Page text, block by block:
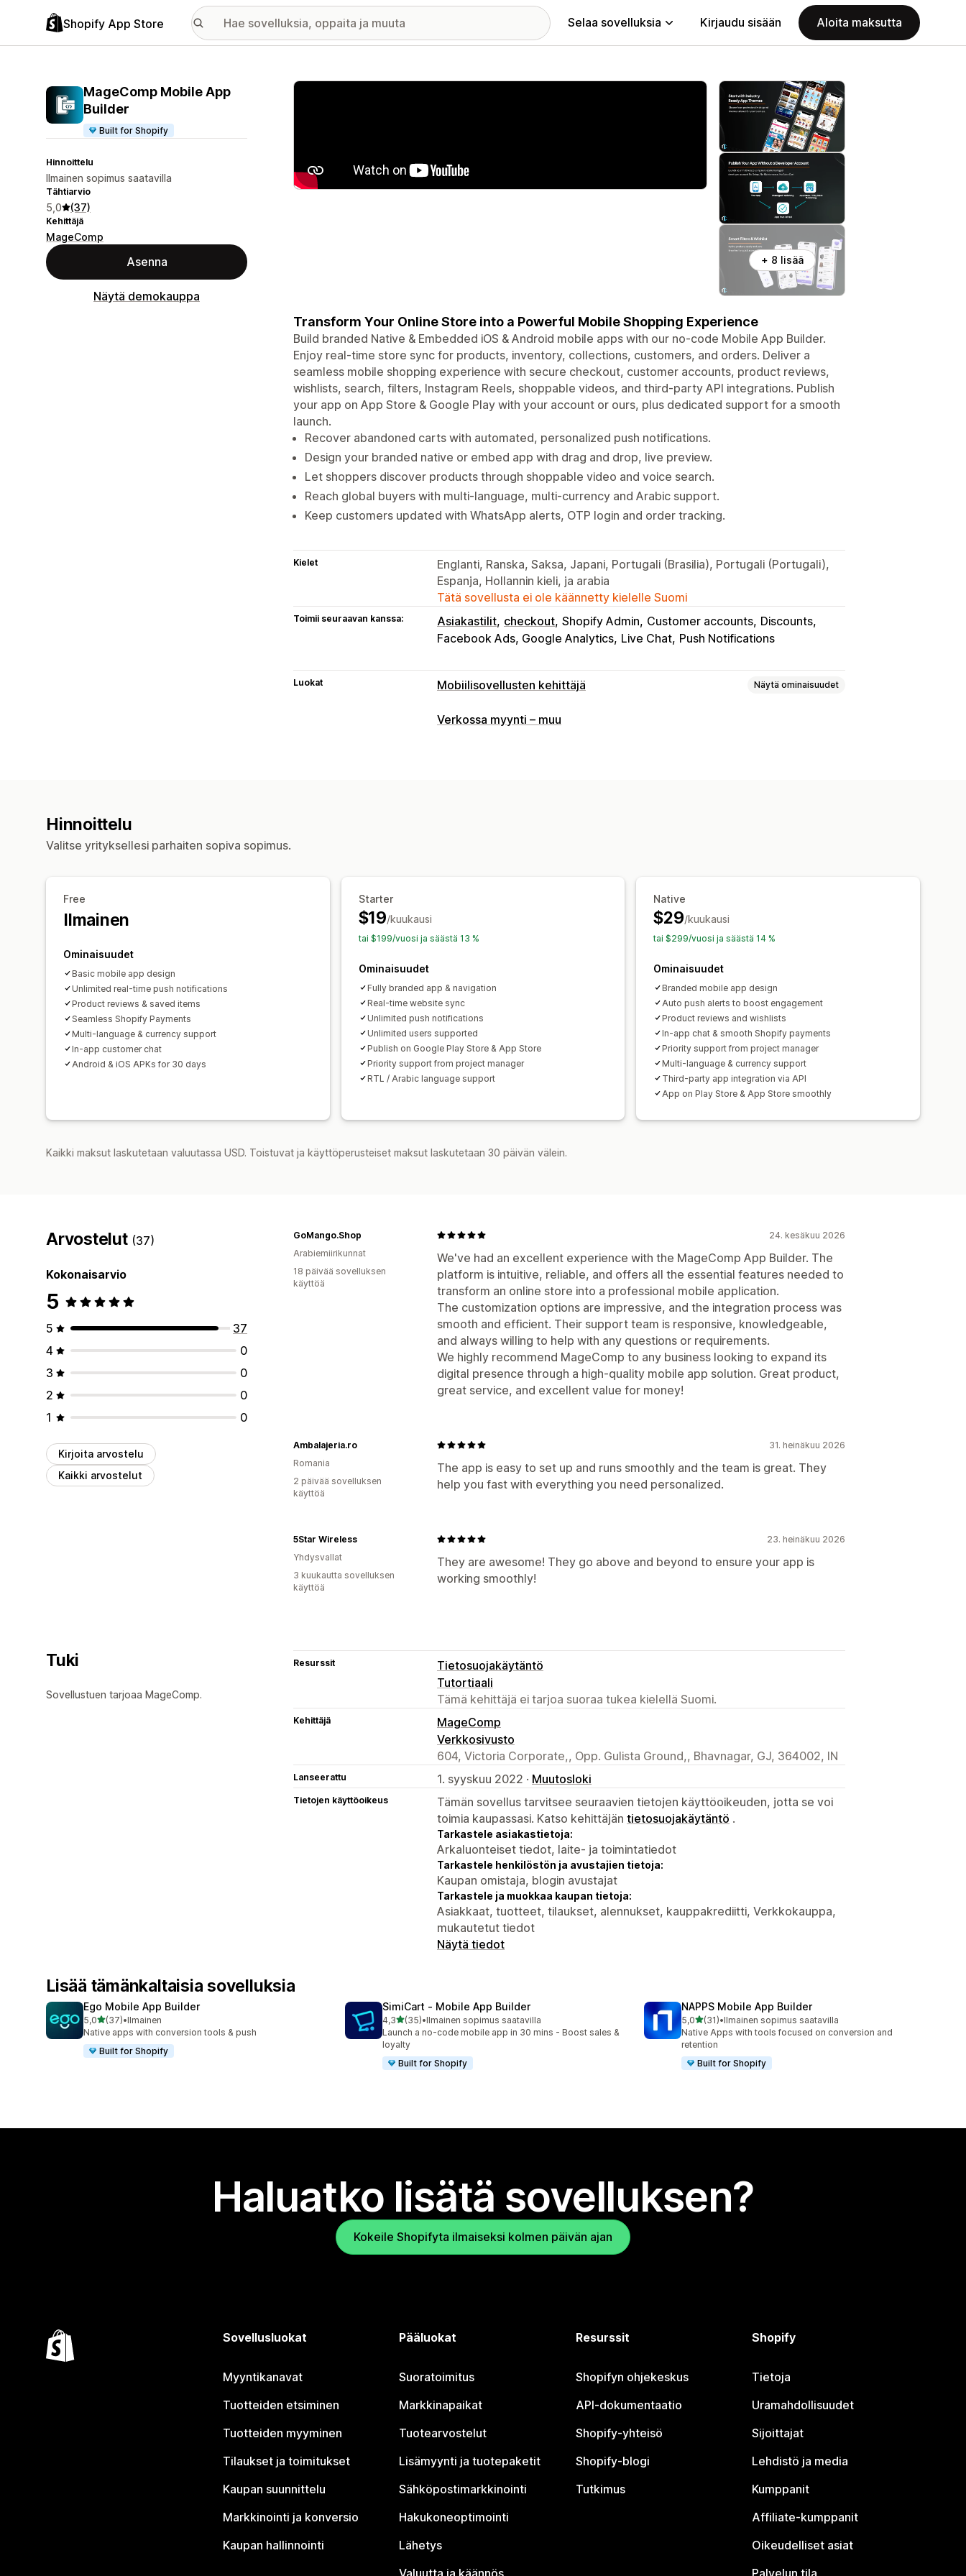
Shopify App Store Selaa sovelluksia Kirjaudu sisään Aloita maksutta
MageComp Mobile App
Builder
Built for Shopify
Hinnoittelu
Ilmainen sopimus saatavilla
Tähtiarvio
5,0 (37)
Kehittäjä
MageComp
Asenna
Näytä demokauppa
Esittelykuvagalleria
+ 8 lisää
Transform Your Online Store into a Powerful Mobile Shopping Experience
Build branded Native & Embedded iOS & Android mobile apps with our no-code Mobile App Builder.
Enjoy real-time store sync for products, inventory, collections, customers, and orders. Deliver a
seamless mobile shopping experience with secure checkout, customer accounts, product reviews,
wishlists, search, filters, Instagram Reels, shoppable videos, and third-party API integrations. Publish
your app on App Store & Google Play with your account or ours, plus dedicated support for a smooth
launch.
Recover abandoned carts with automated, personalized push notifications.
Design your branded native or embed app with drag and drop, live preview.
Let shoppers discover products through shoppable video and voice search.
Reach global buyers with multi-language, multi-currency and Arabic support.
Keep customers updated with WhatsApp alerts, OTP login and order tracking.
Kielet
Englanti, Ranska, Saksa, Japani, Portugali (Brasilia), Portugali (Portugali),
Espanja, Hollannin kieli, ja arabia
Tätä sovellusta ei ole käännetty kielelle Suomi
Toimii seuraavan kanssa: Asiakastilit checkout Shopify Admin Customer accounts Discounts
Facebook Ads, Google Analytics Live Chat Push Notifications
Luokat Mobiilisovellusten kehittäjä Näytä ominaisuudet
Mukautukset
Verkossa myynti – muu
Hinnoittelu
Valitse yrityksellesi parhaiten sopiva sopimus.
Free
Ilmainen
Ominaisuudet
Basic mobile app design
Unlimited real-time push notifications
Product reviews & saved items
Seamless Shopify Payments
Multi-language & currency support
In-app customer chat
Android & iOS APKs for 30 days
Starter
$19/kuukausi
tai $199/vuosi ja säästä 13 %
Ominaisuudet
Fully branded app & navigation
Real-time website sync
Unlimited push notifications
Unlimited users supported
Publish on Google Play Store & App Store
Priority support from project manager
RTL / Arabic language support
Native
$29/kuukausi
tai $299/vuosi ja säästä 14 %
Ominaisuudet
Branded mobile app design
Auto push alerts to boost engagement
Product reviews and wishlists
In-app chat & smooth Shopify payments
Priority support from project manager
Multi-language & currency support
Third-party app integration via API
App on Play Store & App Store smoothly
Kaikki maksut laskutetaan valuutassa USD. Toistuvat ja käyttöperusteiset maksut laskutetaan 30 päivän välein.
Arvostelut (37)
Kokonaisarvio
5
5
37
4
0
3
0
2
0
1
0
Kirjoita arvostelu
Kaikki arvostelut
24. kesäkuu 2026
We've had an excellent experience with the MageComp App Builder. The
platform is intuitive, reliable, and offers all the essential features needed to
transform an online store into a professional mobile application.
The customization options are impressive, and the integration process was
smooth and efficient. Their support team is responsive, knowledgeable,
and always willing to help with any questions or requirements.
We highly recommend MageComp to any business looking to expand its
digital presence through a high-quality mobile app solution. Great product,
great service, and excellent value for money!
GoMango.Shop
Arabiemiirikunnat
18 päivää sovelluksen
käyttöä
31. heinäkuu 2026
The app is easy to set up and runs smoothly and the team is great. They
help you fast with everything you need personalized.
Ambalajeria.ro
Romania
2 päivää sovelluksen
käyttöä
23. heinäkuu 2026
They are awesome! They go above and beyond to ensure your app is
working smoothly!
5Star Wireless
Yhdysvallat
3 kuukautta sovelluksen
käyttöä
Tuki
Sovellustuen tarjoaa MageComp.
Resurssit
Tietosuojakäytäntö
Tutortiaali
Tämä kehittäjä ei tarjoa suoraa tukea kielellä Suomi.
Kehittäjä
MageComp
Verkkosivusto
604, Victoria Corporate,, Opp. Gulista Ground,, Bhavnagar, GJ, 364002, IN
Lanseerattu 1. syyskuu 2022 · Muutosloki
Tietojen käyttöoikeus
Tämän sovellus tarvitsee seuraavien tietojen käyttöoikeuden, jotta se voi
toimia kaupassasi. Katso kehittäjän tietosuojakäytäntö .
Tarkastele asiakastietoja:
Arkaluonteiset tiedot, laite- ja toimintatiedot
Tarkastele henkilöstön ja avustajien tietoja:
Kaupan omistaja, blogin avustajat
Tarkastele ja muokkaa kaupan tietoja:
Asiakkaat, tuotteet, tilaukset, alennukset, kauppakrediitti, Verkkokauppa,
mukautetut tiedot
Näytä tiedot
Lisää tämänkaltaisia sovelluksia
Ego Mobile App Builder
5,0/ 5 tähteä
(37)
37 arvostelua yhteensä
•Ilmainen
Native apps with conversion tools & push
Built for Shopify
SimiCart ‑ Mobile App Builder
4,3/ 5 tähteä
(35)
35 arvostelua yhteensä
•Ilmainen sopimus saatavilla
Launch a no-code mobile app in 30 mins - Boost sales &
loyalty
Built for Shopify
NAPPS Mobile App Builder
5,0/ 5 tähteä
(31)
31 arvostelua yhteensä
•Ilmainen sopimus saatavilla
Native Apps with tools focused on conversion and
retention
Built for Shopify
Haluatko lisätä sovelluksen?
Kokeile Shopifyta ilmaiseksi kolmen päivän ajan
Sovellusluokat
Myyntikanavat
Tuotteiden etsiminen
Tuotteiden myyminen
Tilaukset ja toimitukset
Kaupan suunnittelu
Markkinointi ja konversio
Kaupan hallinnointi
Pääluokat
Suoratoimitus
Markkinapaikat
Tuotearvostelut
Lisämyynti ja tuotepaketit
Sähköpostimarkkinointi
Hakukoneoptimointi
Lähetys
Valuutta ja käännös
Resurssit
Shopifyn ohjekeskus
API-dokumentaatio
Shopify-yhteisö
Shopify-blogi
Tutkimus
Shopify
Tietoja
Uramahdollisuudet
Sijoittajat
Lehdistö ja media
Kumppanit
Affiliate-kumppanit
Oikeudelliset asiat
Palvelun tila